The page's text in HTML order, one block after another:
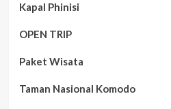
Kapal Phinisi
OPEN TRIP
Paket Wisata
Taman Nasional Komodo